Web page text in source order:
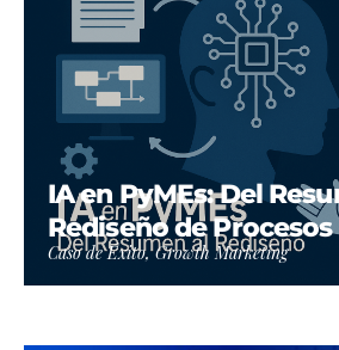
IA en PyMEs: Del
Rediseño de Procesos
Caso de Éxito, Growth Marketing